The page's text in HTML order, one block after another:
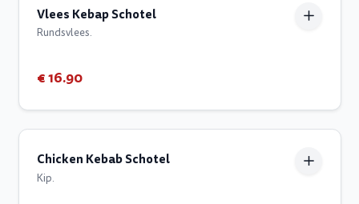
Vlees Kebap Schotel
Rundsvlees.
€ 16.90
Chicken Kebab Schotel
Kip.